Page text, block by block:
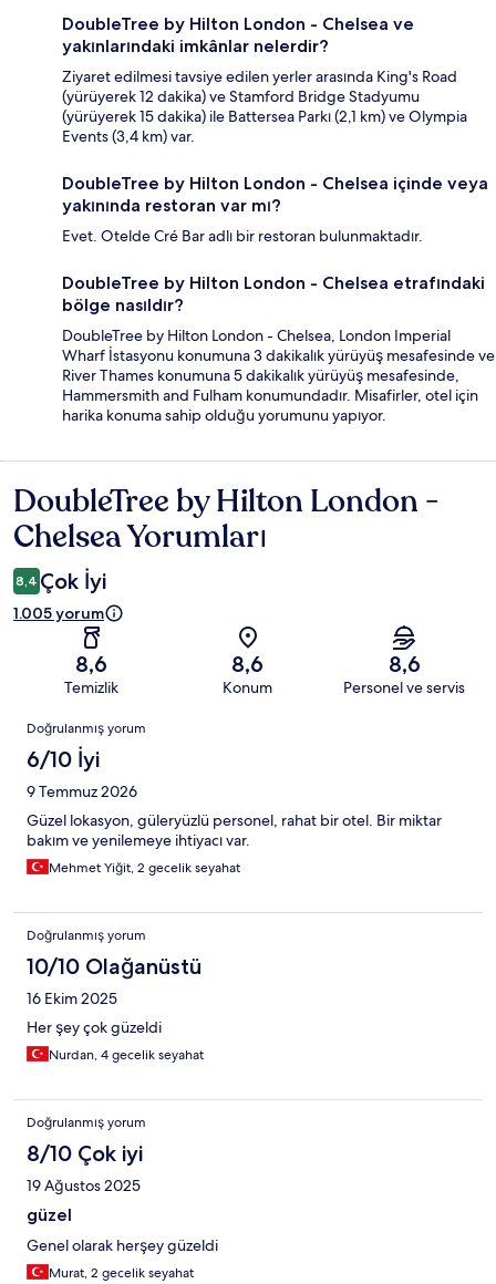
DoubleTree by Hilton London - Chelsea ve
yakınlarındaki imkânlar nelerdir?
Ziyaret edilmesi tavsiye edilen yerler arasında King's Road
(yürüyerek 12 dakika) ve Stamford Bridge Stadyumu
(yürüyerek 15 dakika) ile Battersea Parkı (2,1 km) ve Olympia
Events (3,4 km) var.
DoubleTree by Hilton London - Chelsea içinde veya
yakınında restoran var mı?
Evet. Otelde Cré Bar adlı bir restoran bulunmaktadır.
DoubleTree by Hilton London - Chelsea etrafındaki
bölge nasıldır?
DoubleTree by Hilton London - Chelsea, London Imperial
Wharf İstasyonu konumuna 3 dakikalık yürüyüş mesafesinde ve
River Thames konumuna 5 dakikalık yürüyüş mesafesinde,
Hammersmith and Fulham konumundadır. Misafirler, otel için
harika konuma sahip olduğu yorumunu yapıyor.
Yorumlar
DoubleTree by Hilton London -
Chelsea Yorumları
8,4 Çok İyi
1.005 yorum
8,6
Temizlik
8,6
Konum
8,6
Personel ve servis
Yorumlar
Doğrulanmış yorum
6/10 İyi
9 Temmuz 2026
Güzel lokasyon, güleryüzlü personel, rahat bir otel. Bir miktar
bakım ve yenilemeye ihtiyacı var.
Mehmet Yiğit, 2 gecelik seyahat
Doğrulanmış yorum
10/10 Olağanüstü
16 Ekim 2025
Her şey çok güzeldi
Nurdan, 4 gecelik seyahat
Doğrulanmış yorum
8/10 Çok iyi
19 Ağustos 2025
güzel
Genel olarak herşey güzeldi
Murat, 2 gecelik seyahat